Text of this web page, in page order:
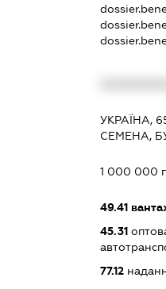
УКРАЇНА,
СЕМЕНА,
1 000 000
49.41
45.31
77.12